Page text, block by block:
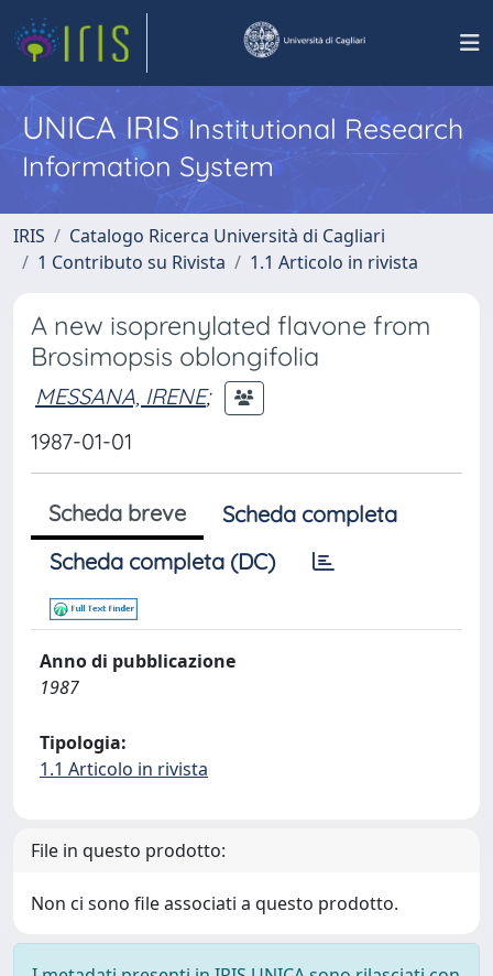
UNICA IRISInstitutional Research
Information System
IRIS
Catalogo Ricerca Università di Cagliari
1 Contributo su Rivista
1.1 Articolo in rivista
A new isoprenylated flavone from
Brosimopsis oblongifolia
MESSANA, IRENE;
1987-01-01
Scheda breve
Scheda completa
Scheda completa (DC)
Anno di pubblicazione
1987
Tipologia:
1.1 Articolo in rivista
File in questo prodotto:
Non ci sono file associati a questo prodotto.